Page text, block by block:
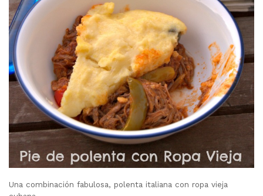
Una combinación fabulosa, polenta italiana con ropa vieja